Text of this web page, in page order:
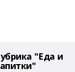
"Еда и